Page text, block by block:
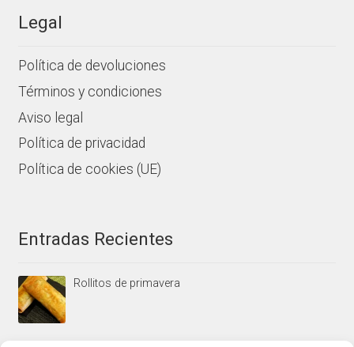
Legal
Política de devoluciones
Términos y condiciones
Aviso legal
Política de privacidad
Política de cookies (UE)
Entradas Recientes
Rollitos de primavera